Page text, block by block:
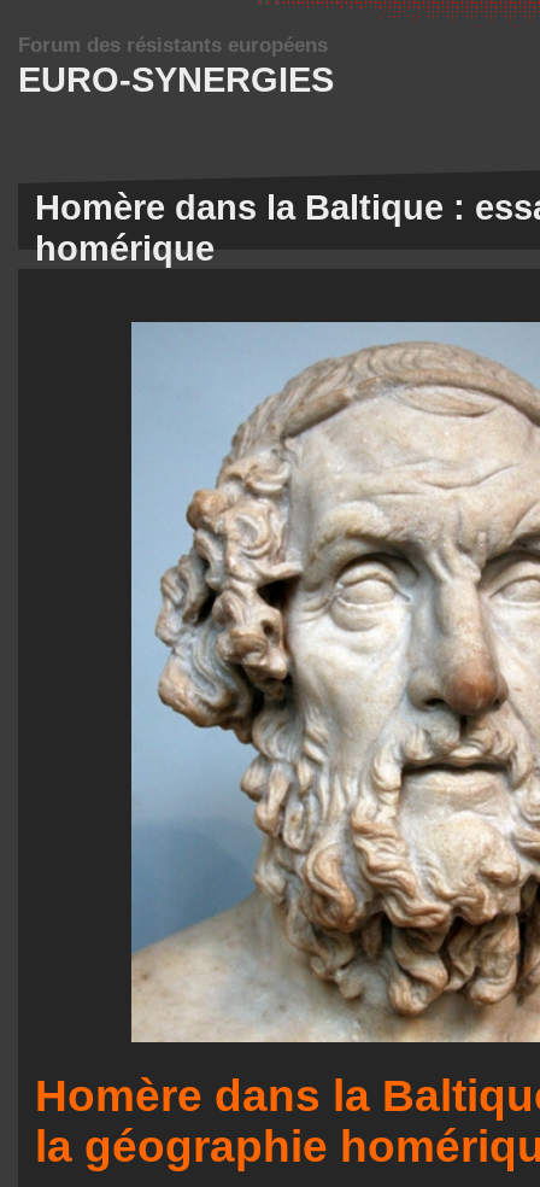
EURO-SYNERGIES
Forum des résistants européens
Homère dans la Baltique :
homérique
Homère dans la
la géographie